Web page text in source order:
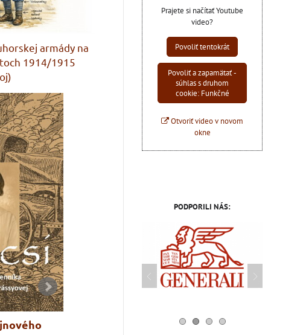
armády na
1914/1915
Prajete si načítať Youtube
video?
Povoliť tentokrát
Povoliť a zapamätať -
súhlas s druhom
cookie: Funkčné
Otvoriť video v novom
okne
PODPORILI NÁS: